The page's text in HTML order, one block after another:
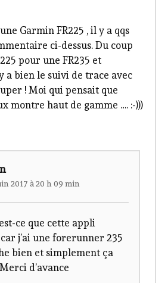
Garmin FR225 , il y a qqs
ci-dessus. Du coup
pour une FR235 et
a bien le suivi de trace avec
! Moi qui pensait que
montre haut de gamme …. :-)))
2017 à 20 h 09 min
ce que cette appli
j’ai une forerunner 235
bien et simplement ça
d’avance